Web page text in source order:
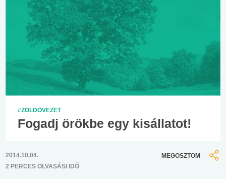
#ZÖLDÖVEZET
Fogadj örökbe egy kisállatot!
2014.10.04.
2 PERCES OLVASÁSI IDŐ
MEGOSZTOM